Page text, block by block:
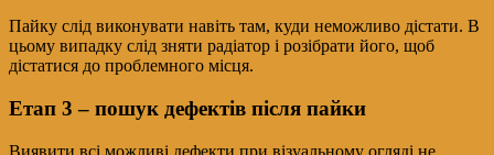
Пайку слід виконувати навіть там, куди неможливо дістати. В
цьому випадку слід зняти радіатор і розібрати його, щоб
дістатися до проблемного місця.
Етап 3 – пошук дефектів після пайки
Виявити всі можливі дефекти при візуальному огляді не